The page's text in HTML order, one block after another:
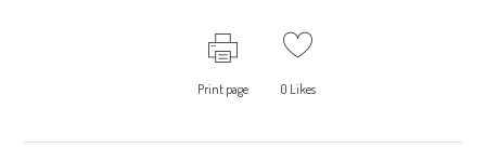
Print page 0 Likes